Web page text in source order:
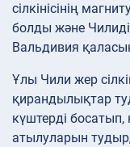
сілкінісінің
болды және
Вальдивия
Ұлы Чили жер
қирандылықтар
күштерді
атылуларын